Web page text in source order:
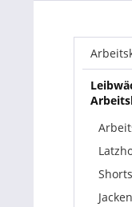
Shorts